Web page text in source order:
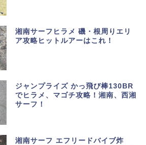
湘南サーフヒラメ 磯・根周りエリ
ア攻略ヒットルアーはこれ！
ジャンプライズ かっ飛び棒130BR
でヒラメ、マゴチ攻略！湘南、西湘
サーフ！
湘南サーフ エフリードバイブ炸